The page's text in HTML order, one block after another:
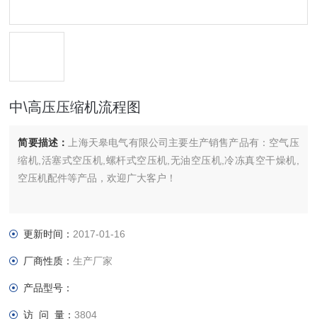
中\高压压缩机流程图
简要描述：
上海天皋电气有限公司主要生产销售产品有：空气压
缩机,活塞式空压机,螺杆式空压机,无油空压机,冷冻真空干燥机,
空压机配件等产品，欢迎广大客户！
更新时间： 2017-01-16
厂商性质：生产厂家
产品型号：
访 问 量：3804